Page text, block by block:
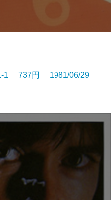
1 737円 1981/06/29